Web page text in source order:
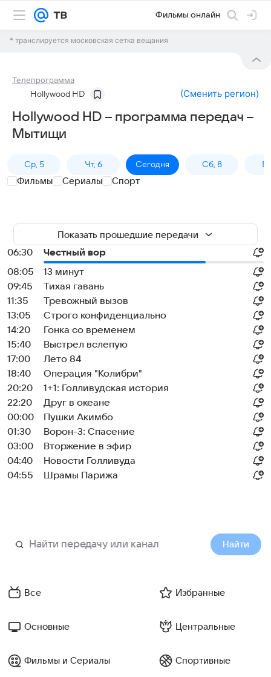
Фильмы онлайн
* транслируется московская сетка вещания
Телепрограмма
Hollywood HD (Сменить регион)
Hollywood HD – программа передач –
Мытищи
Ср, 5 Чт, 6 Сегодня Сб, 8
Фильмы Сериалы Спорт
Показать прошедшие передачи
06:30
Честный вор
08:05
13 минут
09:45
Тихая гавань
11:35
Тревожный вызов
13:05
Строго конфиденциально
14:20
Гонка со временем
15:40
Выстрел вслепую
17:00
Лето 84
18:40
Операция "Колибри"
20:20
1+1: Голливудская история
22:20
Друг в океане
00:00
Пушки Акимбо
01:30
Ворон-3: Спасение
03:00
Вторжение в эфир
04:40
Новости Голливуда
04:55
Шрамы Парижа
Найти
Все Избранные
Основные Центральные
Фильмы и Сериалы Спортивные